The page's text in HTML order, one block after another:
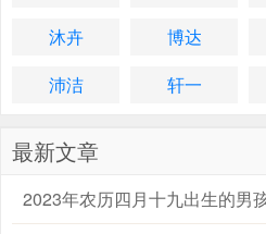
沐卉
博达
沛洁
轩一
最新文章